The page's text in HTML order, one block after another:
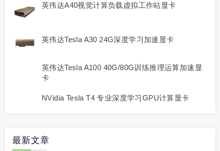
英伟达A40视觉计算负载虚拟工作站显卡
英伟达Tesla A30 24G深度学习加速显卡
英伟达Tesla A100 40G/80G训练推理运算加速显
卡
NVidia Tesla T4 专业深度学习GPU计算显卡
最新文章